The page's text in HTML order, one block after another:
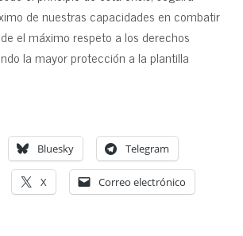
de nuestras capacidades en combatir
el máximo respeto a los derechos
la mayor protección a la plantilla
Bluesky Telegram
X Correo electrónico